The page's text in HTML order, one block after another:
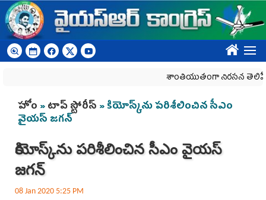
Skip to main content
????
శాంతియుతంగా నిరసన తెలిపే
You are here
హోం »టాప్ స్టోరీస్ » కియోస్క్‌ను పరిశీలించిన సీఎం
వైయస్‌ జగన్‌
కియోస్క్‌ను పరిశీలించిన సీఎం వైయస్‌
జగన్‌
08 Jan 2020 5:25 PM